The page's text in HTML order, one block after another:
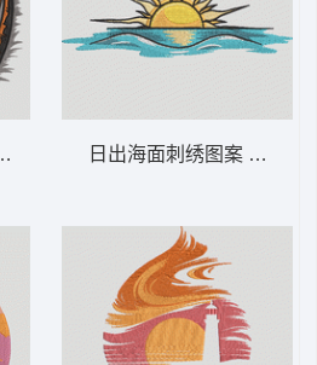
旅 复古汽车海滩日落
日出海面刺绣图案 海面